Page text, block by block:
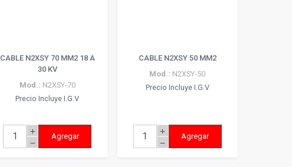
CABLE N2XSY 70 MM2 18 A
30 KV
Mod.: N2XSY-70
Precio Incluye I.G.V
add
remove
Agregar
CABLE N2XSY 50 MM2
Mod.: N2XSY-50
Precio Incluye I.G.V
add
remove
Agregar